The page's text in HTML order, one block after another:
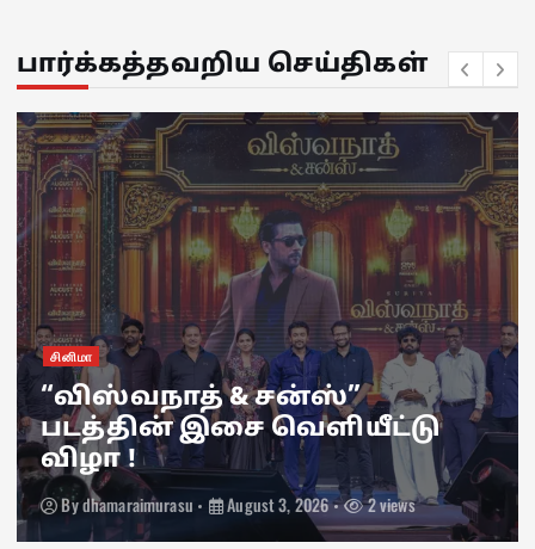
பார்க்கத்தவறிய செய்திகள்
சினிமா
“விஸ்வநாத் & சன்ஸ்”
படத்தின் இசை வெளியீட்டு
விழா !
Bydhamaraimurasu August 3, 2026 2 views